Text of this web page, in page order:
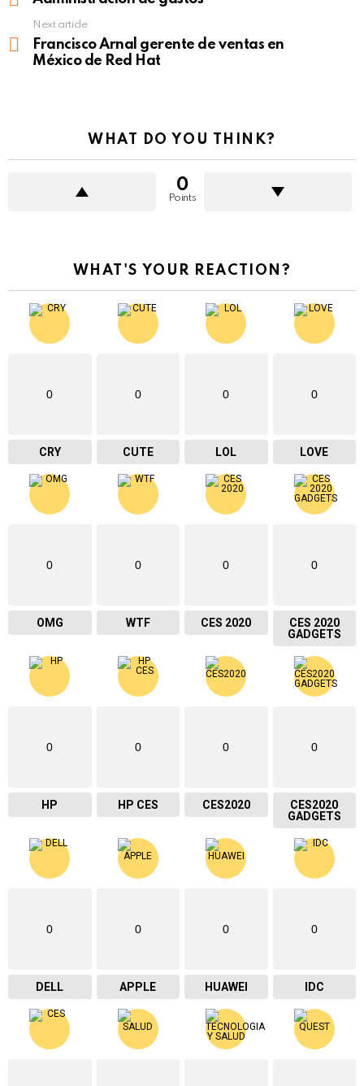
Next article
Francisco Arnal gerente de ventas en
México de Red Hat
WHAT DO YOU THINK?
0
Points
WHAT'S YOUR REACTION?
0
CRY
0
CUTE
0
LOL
0
LOVE
0
OMG
0
WTF
0
CES 2020
0
CES 2020
GADGETS
0
HP
0
HP CES
0
CES2020
0
CES2020
GADGETS
0
DELL
0
APPLE
0
HUAWEI
0
IDC